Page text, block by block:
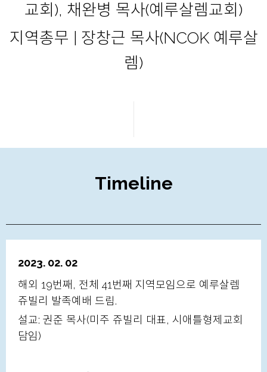
교회), 채완병 목사(예루살렘교회)
지역총무 | 장창근 목사(NCOK 예루살
렘)
Timeline
2023. 02. 02
해외 19번째, 전체 41번째 지역모임으로 예루살렘
쥬빌리 발족예배 드림.
설교: 권준 목사(미주 쥬빌리 대표, 시애틀형제교회
담임)